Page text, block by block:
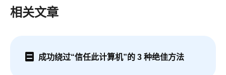
相关文章
成功绕过“信任此计算机”的 3 种绝佳方法